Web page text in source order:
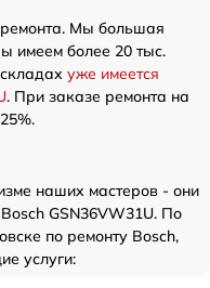
Мы большая
имеем более 20 тыс.
уже имеется
. При заказе ремонта на
наших мастеров - они
GSN36VW31U. По
по ремонту Bosch,
услуги: